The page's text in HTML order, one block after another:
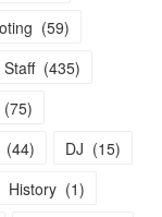
(59)
Staff (435)
(75)
(44) DJ (15)
History (1)